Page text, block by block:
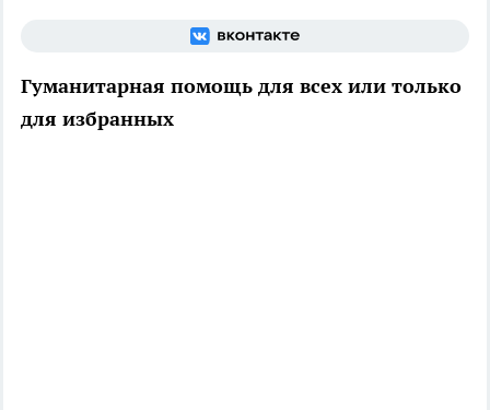
Гуманитарная помощь для всех или только
для избранных